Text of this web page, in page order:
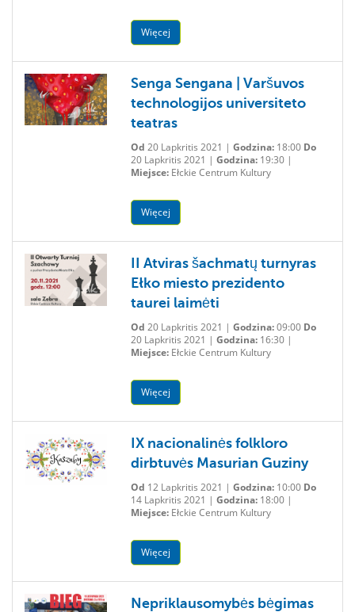
Więcej
Senga Sengana | Varšuvos
technologijos universiteto
teatras
Od 20 Lapkritis 2021 | Godzina:18:00 Do
20 Lapkritis 2021 | Godzina:19:30 |
Miejsce:Ełckie Centrum Kultury
Więcej
II Atviras šachmatų turnyras
Ełko miesto prezidento
taurei laimėti
Od 20 Lapkritis 2021 | Godzina:09:00 Do
20 Lapkritis 2021 | Godzina:16:30 |
Miejsce:Ełckie Centrum Kultury
Więcej
IX nacionalinės folkloro
dirbtuvės Masurian Guziny
Od 12 Lapkritis 2021 | Godzina:10:00 Do
14 Lapkritis 2021 | Godzina:18:00 |
Miejsce:Ełckie Centrum Kultury
Więcej
Nepriklausomybės bėgimas